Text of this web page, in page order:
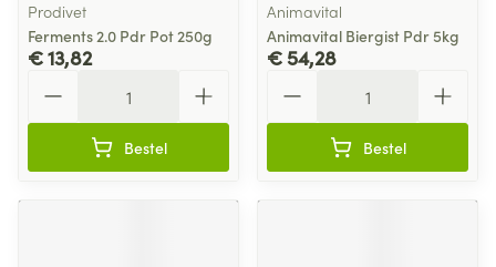
Prodivet
Ferments 2.0 Pdr Pot 250g
€ 13,82
Bestel
Animavital
Animavital Biergist Pdr 5kg
€ 54,28
Bestel